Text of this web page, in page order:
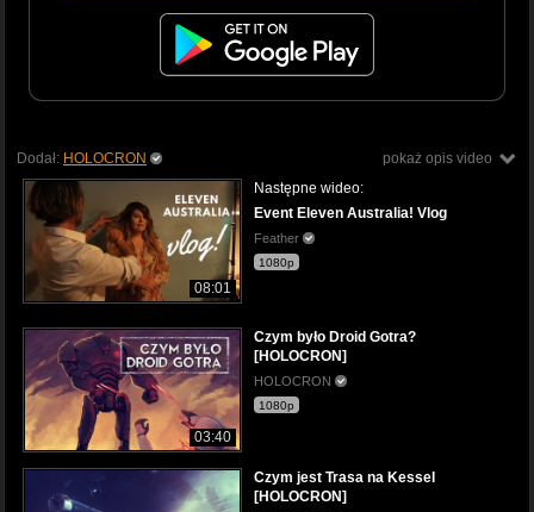
pokaż opis video
Dodał: HOLOCRON
08:01
Następne wideo:
Event Eleven Australia! Vlog
Feather
1080p
03:40
Czym było Droid Gotra?
[HOLOCRON]
HOLOCRON
1080p
Czym jest Trasa na Kessel
[HOLOCRON]